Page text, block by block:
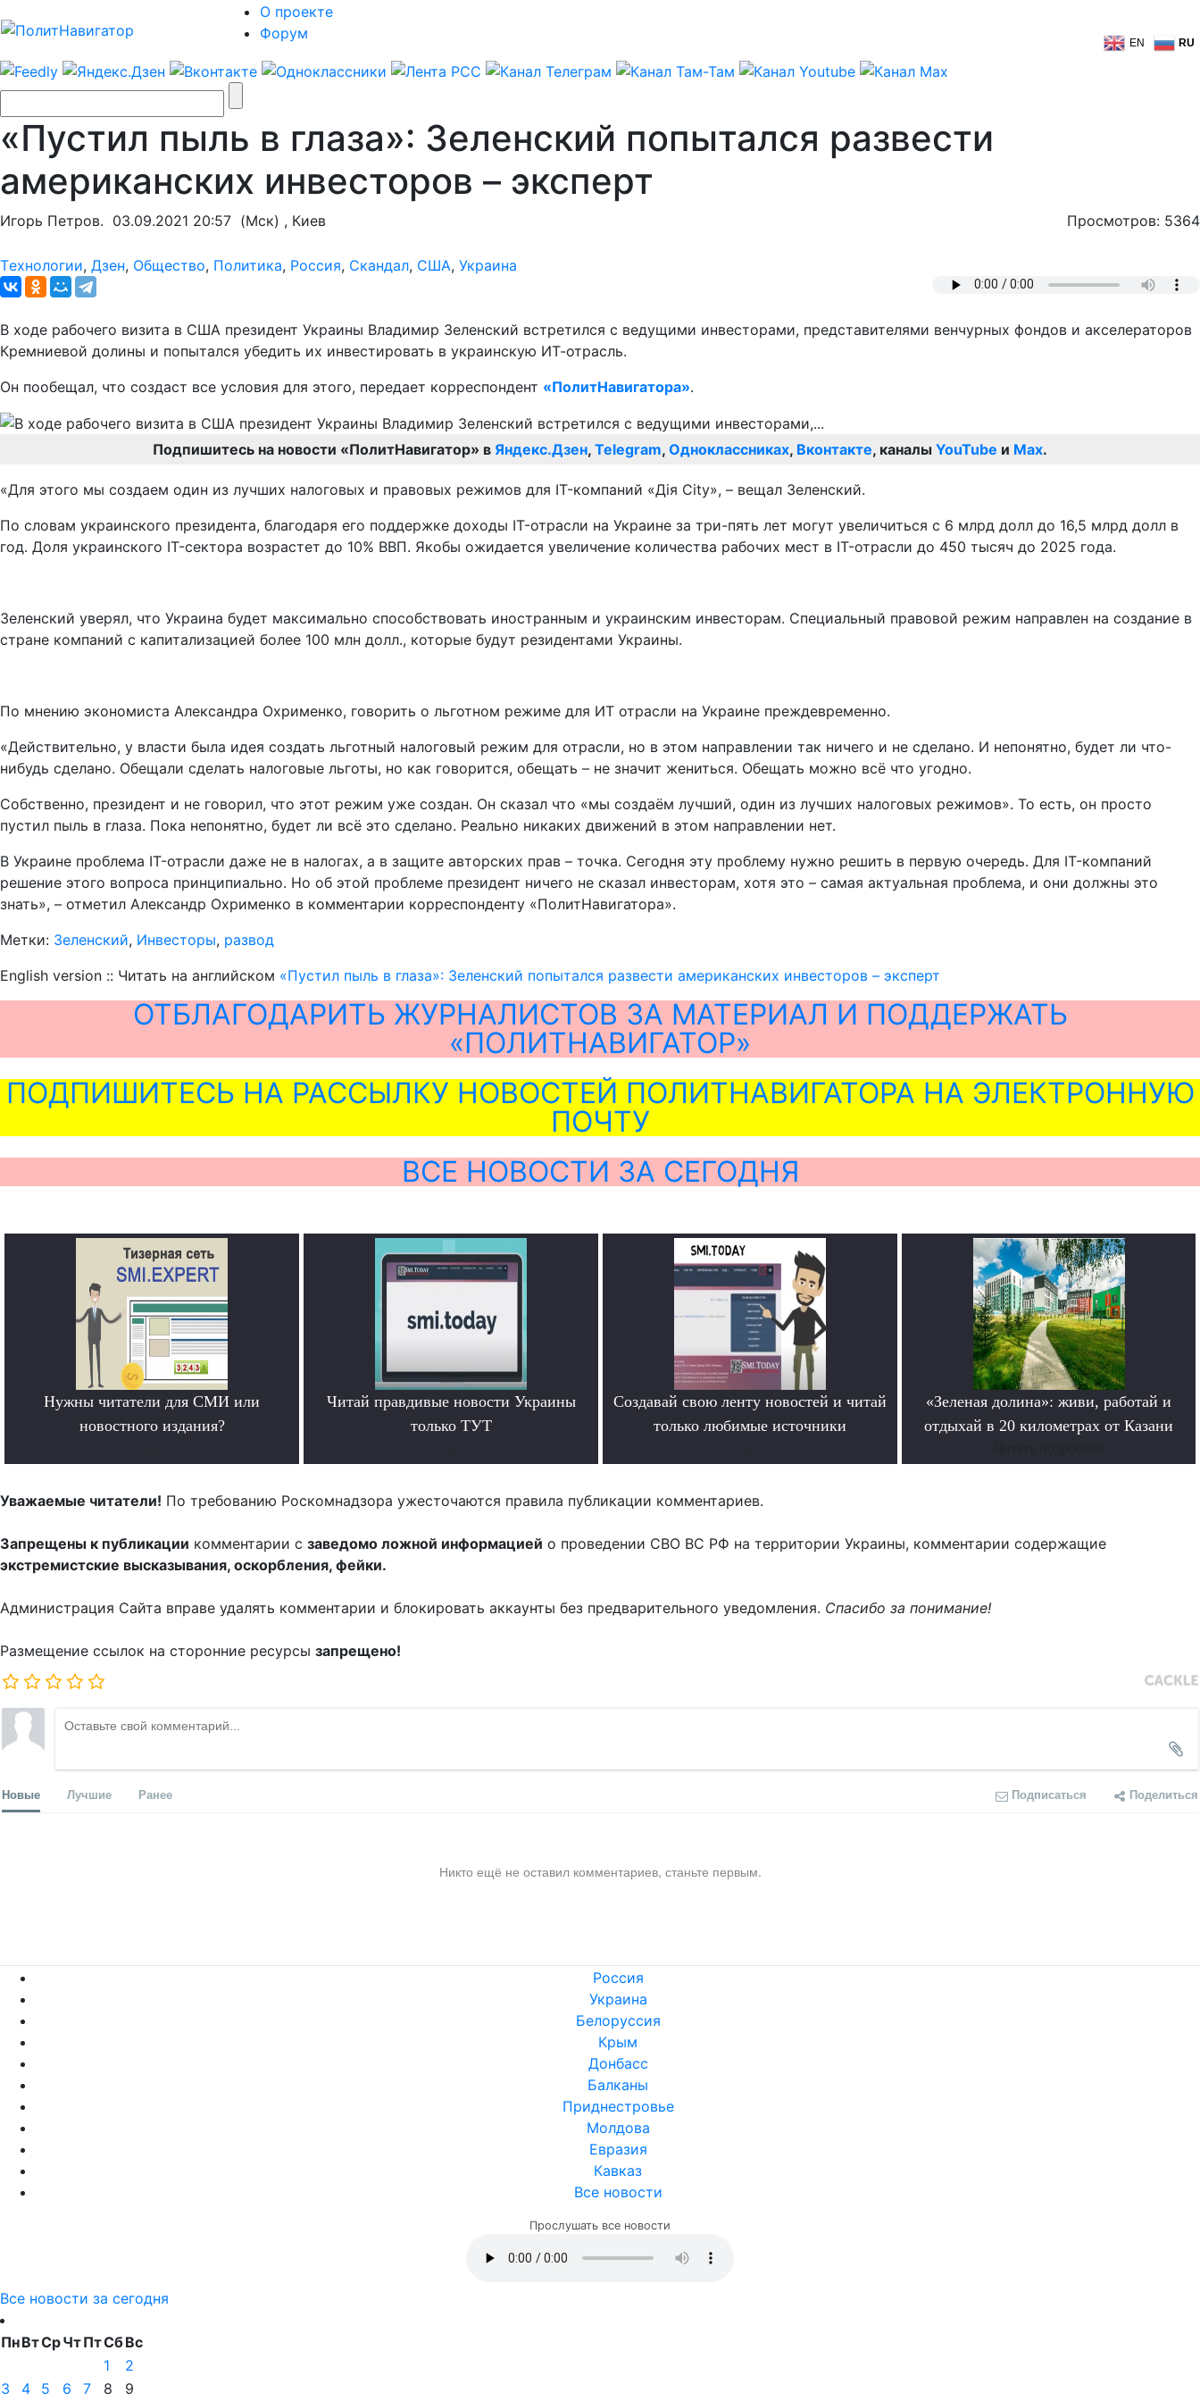
О проекте
Форум
EN RU
«Пустил пыль в глаза»: Зеленский попытался развести
американских инвесторов – эксперт
Игорь Петров. 03.09.2021 20:57 (Мск) , Киев Просмотров: 5364
Tехнологии, Дзен, Общество, Политика, Россия, Скандал, США, Украина
В ходе рабочего визита в США президент Украины Владимир Зеленский встретился с ведущими инвесторами, представителями венчурных фондов и акселераторов
Кремниевой долины и попытался убедить их инвестировать в украинскую ИТ-отрасль.
Он пообещал, что создаст все условия для этого, передает корреспондент «ПолитНавигатора».
Подпишитесь на новости «ПолитНавигатор» в Яндекс.Дзен, Telegram, Одноклассниках, Вконтакте, каналы YouTube и Max.
«Для этого мы создаем один из лучших налоговых и правовых режимов для IT-компаний «Дія City», – вещал Зеленский.
По словам украинского президента, благодаря его поддержке доходы IT-отрасли на Украине за три-пять лет могут увеличиться с 6 млрд долл до 16,5 млрд долл в
год. Доля украинского IT-сектора возрастет до 10% ВВП. Якобы ожидается увеличение количества рабочих мест в IT-отрасли до 450 тысяч до 2025 года.
Зеленский уверял, что Украина будет максимально способствовать иностранным и украинским инвесторам. Специальный правовой режим направлен на создание в
стране компаний с капитализацией более 100 млн долл., которые будут резидентами Украины.
По мнению экономиста Александра Охрименко, говорить о льготном режиме для ИТ отрасли на Украине преждевременно.
«Действительно, у власти была идея создать льготный налоговый режим для отрасли, но в этом направлении так ничего и не сделано. И непонятно, будет ли что-
нибудь сделано. Обещали сделать налоговые льготы, но как говорится, обещать – не значит жениться. Обещать можно всё что угодно.
Собственно, президент и не говорил, что этот режим уже создан. Он сказал что «мы создаём лучший, один из лучших налоговых режимов». То есть, он просто
пустил пыль в глаза. Пока непонятно, будет ли всё это сделано. Реально никаких движений в этом направлении нет.
В Украине проблема IT-отрасли даже не в налогах, а в защите авторских прав – точка. Сегодня эту проблему нужно решить в первую очередь. Для IT-компаний
решение этого вопроса принципиально. Но об этой проблеме президент ничего не сказал инвесторам, хотя это – самая актуальная проблема, и они должны это
знать», – отметил Александр Охрименко в комментарии корреспонденту «ПолитНавигатора».
Метки: Зеленский, Инвесторы, развод
English version :: Читать на английском «Пустил пыль в глаза»: Зеленский попытался развести американских инвесторов – эксперт
ОТБЛАГОДАРИТЬ ЖУРНАЛИСТОВ ЗА МАТЕРИАЛ И ПОДДЕРЖАТЬ
«ПОЛИТНАВИГАТОР»
ПОДПИШИТЕСЬ НА РАССЫЛКУ НОВОСТЕЙ ПОЛИТНАВИГАТОРА НА ЭЛЕКТРОННУЮ
ПОЧТУ
ВСЕ НОВОСТИ ЗА СЕГОДНЯ
Нужны читатели для СМИ или
новостного издания?
Читай правдивые новости Украины
только ТУТ
Создавай свою ленту новостей и читай
только любимые источники
«Зеленая долина»: живи, работай и
отдыхай в 20 километрах от Казани
Уважаемые читатели! По требованию Роскомнадзора ужесточаются правила публикации комментариев.
Запрещены к публикации комментарии с заведомо ложной информацией о проведении СВО ВС РФ на территории Украины, комментарии содержащие
экстремистские высказывания, оскорбления, фейки.
Администрация Сайта вправе удалять комментарии и блокировать аккаунты без предварительного уведомления. Спасибо за понимание!
Размещение ссылок на сторонние ресурсы запрещено!
Новые Лучшие Ранее Подписаться Поделиться
Никто ещё не оставил комментариев, станьте первым.
Россия
Украина
Белоруссия
Крым
Донбасс
Балканы
Приднестровье
Молдова
Евразия
Кавказ
Все новости
Прослушать все новости
Все новости за сегодня
ПнВтСрЧтПтСбВс
1
2
3
4 5 6 7 8
9